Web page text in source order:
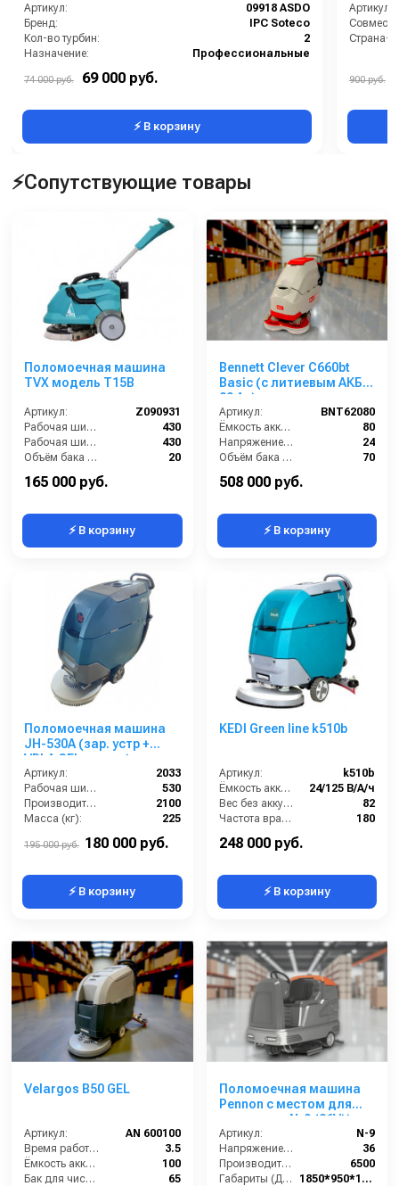
Артикул:
09918 ASDO
Бренд:
IPC Soteco
Кол-во турбин:
2
Назначение:
Профессиональные
Номинальный диаметр принадлежностей, мм:
Объем бака (л):
74 000 руб. 69 000 руб.
⚡ В корзину
Артикул:
Страна-
900 руб.
⚡Сопутствующие товары
Поломоечная машина
TVX модель T15B
Артикул:
Z090931
Рабочая ширина (мм):
430
Рабочая ширина щеток (мм):
430
Объём бака для грязной воды (л):
20
165 000 руб.
⚡ В корзину
Bennett Clever C660bt
Basic (с литиевым АКБ
80 Ач)
Артикул:
BNT62080
Ёмкость аккумулятора (Ач):
80
Напряжение (В):
24
Объём бака для грязной воды (л):
70
508 000 руб.
⚡ В корзину
Поломоечная машина
JH-530A (зар. устр +
VRLA GEL аккум.)
Артикул:
2033
Рабочая ширина (мм):
530
Производительность по площади (м2/ч):
2100
Масса (кг):
225
195 000 руб. 180 000 руб.
⚡ В корзину
KEDI Green line k510b
Артикул:
k510b
Ёмкость аккумуляторов (Ач):
24/125 В/А/ч
Вес без аккумуляторов (кг):
82
Частота вращения щетки (об/мин):
180
248 000 руб.
⚡ В корзину
Velargos B50 GEL
Артикул:
AN 600100
Время работы от аккумуляторов (ч):
3.5
Ёмкость аккумулятора (Ач):
100
Бак для чистой воды (л):
65
Поломоечная машина
Pennon с местом для
оператора N-9 (36V))
Артикул:
N-9
Напряжение (В):
36
Производительность по площади (м2/ч):
6500
Габариты (ДхШхВ):
1850*950*1510